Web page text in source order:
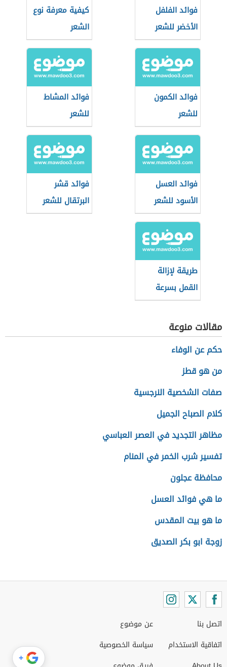
فوائد الفلفل
الأخضر للشعر
كيفية معرفة نوع
الشعر
فوائد الكمون
للشعر
فوائد المشاط
للشعر
فوائد العسل
الأسود للشعر
فوائد قشر
البرتقال للشعر
طريقة لإزالة
القمل بسرعة
مقالات منوعة
حكم عن الوفاء
من هو قطز
صفات الشخصية النرجسية
كلام الصباح الجميل
مظاهر التجديد في العصر العباسي
تفسير شرب الخمر في المنام
محافظة عجلون
ما هي فوائد العسل
ما هو بيت المقدس
زوجة ابو بكر الصديق
اتصل بنا
اتفاقية الاستخدام
عن موضوع
سياسة الخصوصية
+